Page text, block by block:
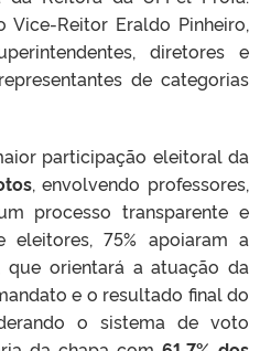
Reitor Eraldo Pinheiro,
diretores e
de categorias
participação eleitoral da
, envolvendo professores,
processo transparente e
75% apoiaram a
que orientará a atuação da
e o resultado final do
o sistema de voto